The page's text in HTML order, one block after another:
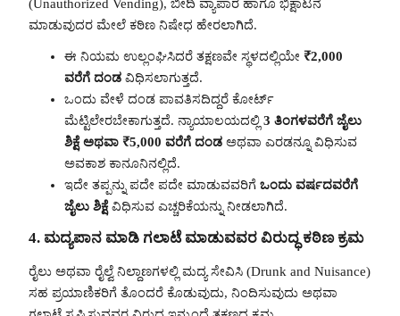
(Unauthorized Vending), ಬೀದಿ ವ್ಯಾಪಾರ ಹಾಗೂ ಭಿಕ್ಷಾಟನೆ
ಮಾಡುವುದರ ಮೇಲೆ ಕಠಿಣ ನಿಷೇಧ ಹೇರಲಾಗಿದೆ.
ಈ ನಿಯಮ ಉಲ್ಲಂಘಿಸಿದರೆ ತಕ್ಷಣವೇ ಸ್ಥಳದಲ್ಲಿಯೇ ₹2,000
ವರೆಗೆ ದಂಡ ವಿಧಿಸಲಾಗುತ್ತದೆ.
ಒಂದು ವೇಳೆ ದಂಡ ಪಾವತಿಸದಿದ್ದರೆ ಕೋರ್ಟ್
ಮೆಟ್ಟಿಲೇರಬೇಕಾಗುತ್ತದೆ. ನ್ಯಾಯಾಲಯದಲ್ಲಿ 3 ತಿಂಗಳವರೆಗೆ ಜೈಲು
ಶಿಕ್ಷೆ ಅಥವಾ ₹5,000 ವರೆಗೆ ದಂಡ ಅಥವಾ ಎರಡನ್ನೂ ವಿಧಿಸುವ
ಅವಕಾಶ ಕಾನೂನಿನಲ್ಲಿದೆ.
ಇದೇ ತಪ್ಪನ್ನು ಪದೇ ಪದೇ ಮಾಡುವವರಿಗೆ ಒಂದು ವರ್ಷದವರೆಗೆ
ಜೈಲು ಶಿಕ್ಷೆವಿಧಿಸುವ ಎಚ್ಚರಿಕೆಯನ್ನು ನೀಡಲಾಗಿದೆ.
4. ಮದ್ಯಪಾನ ಮಾಡಿ ಗಲಾಟೆ ಮಾಡುವವರ ವಿರುದ್ಧ ಕಠಿಣ ಕ್ರಮ
ರೈಲು ಅಥವಾ ರೈಲ್ವೆ ನಿಲ್ದಾಣಗಳಲ್ಲಿ ಮದ್ಯ ಸೇವಿಸಿ (Drunk and Nuisance)
ಸಹ ಪ್ರಯಾಣಿಕರಿಗೆ ತೊಂದರೆ ಕೊಡುವುದು, ನಿಂದಿಸುವುದು ಅಥವಾ